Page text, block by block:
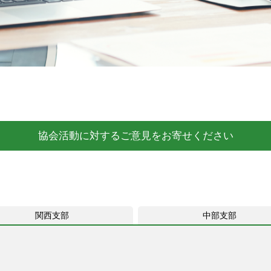
協会活動に対するご意見をお寄せください
関西支部 中部支部